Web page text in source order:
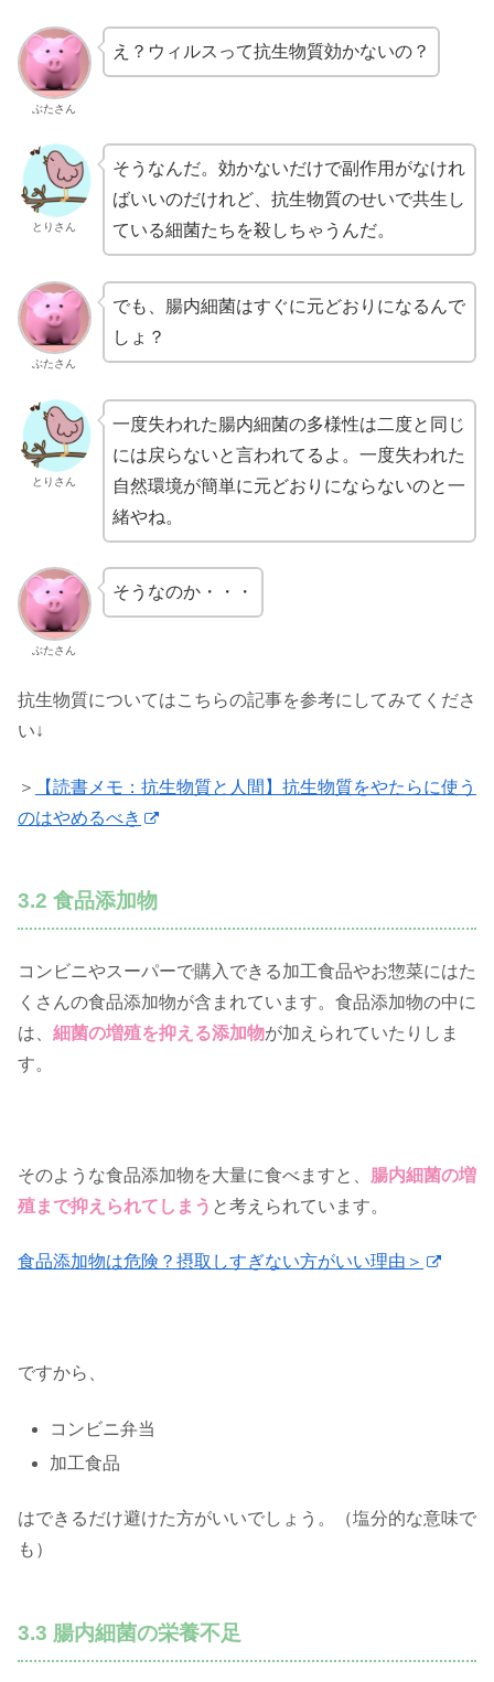
ぶたさん
え？ウィルスって抗生物質効かないの？
とりさん
そうなんだ。効かないだけで副作用がなけれ
ばいいのだけれど、抗生物質のせいで共生し
ている細菌たちを殺しちゃうんだ。
ぶたさん
でも、腸内細菌はすぐに元どおりになるんで
しょ？
とりさん
一度失われた腸内細菌の多様性は二度と同じ
には戻らないと言われてるよ。一度失われた
自然環境が簡単に元どおりにならないのと一
緒やね。
ぶたさん
そうなのか・・・
抗生物質についてはこちらの記事を参考にしてみてくださ
い↓
＞
【読書メモ：抗生物質と人間】抗生物質をやたらに使う
のはやめるべき
3.2 食品添加物
コンビニやスーパーで購入できる加工食品やお惣菜にはた
くさんの食品添加物が含まれています。食品添加物の中に
は、 細菌の増殖を抑える添加物が加えられていたりしま
す。
そのような食品添加物を大量に食べますと、 腸内細菌の増
殖まで抑えられてしまう と考えられています。
食品添加物は危険？摂取しすぎない方がいい理由＞
ですから、
コンビニ弁当
加工食品
はできるだけ避けた方がいいでしょう。（塩分的な意味で
も）
3.3 腸内細菌の栄養不足